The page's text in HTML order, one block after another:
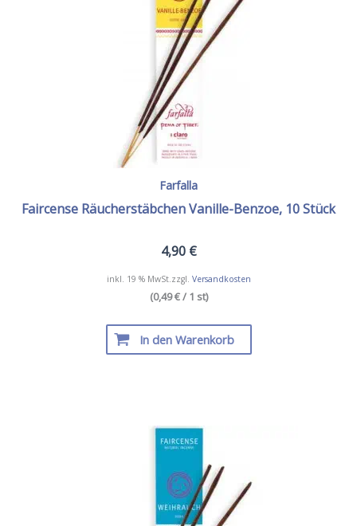
Farfalla
Faircense Räucherstäbchen Vanille-Benzoe, 10 Stück
4,90 €
inkl. 19 % MwSt.zzgl. Versandkosten
(0,49 € / 1 st)
In den Warenkorb